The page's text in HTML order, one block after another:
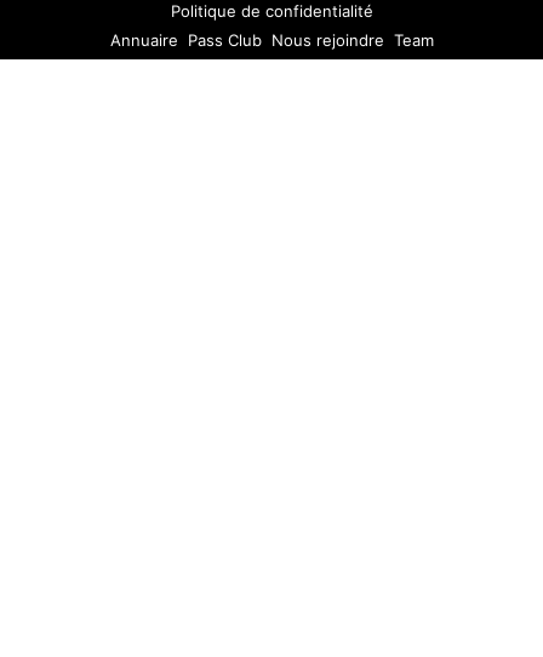
Politique de confidentialité
Annuaire
Pass Club Nous rejoindre Team